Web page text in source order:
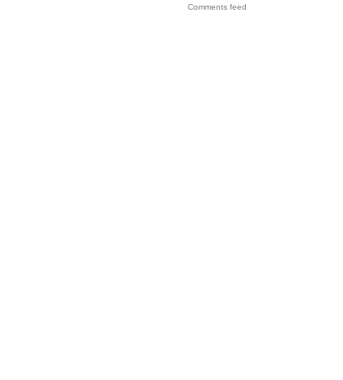
Comments feed